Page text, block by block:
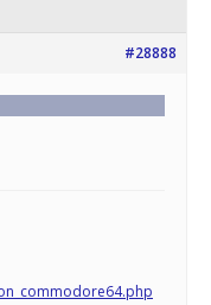
#28888